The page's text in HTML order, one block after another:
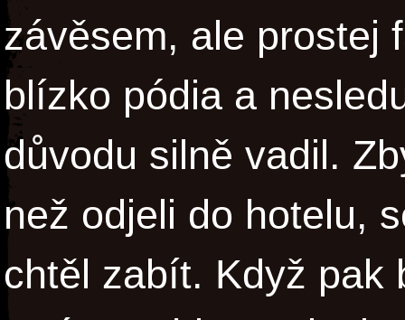
závěsem, ale prostej
blízko pódia a
důvodu silně vadil.
než odjeli do hotelu,
chtěl zabít. Když pak